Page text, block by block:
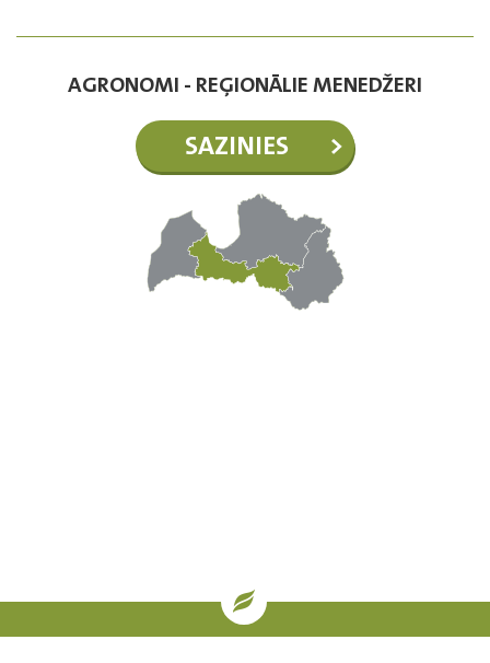
AGRONOMI - REĢIONĀLIE MENEDŽERI
SAZINIES